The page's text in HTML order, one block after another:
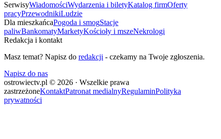
SerwisyWiadomościWydarzenia i biletyKatalog firmOferty
pracyPrzewodnikiLudzie
Dla mieszkańcaPogoda i smogStacje
paliwBankomatyMarketyKościoły i mszeNekrologi
Redakcja i kontakt
Masz temat? Napisz do redakcji - czekamy na Twoje zgłoszenia.
Napisz do nas
ostrowiectv.pl © 2026 · Wszelkie prawa
zastrzeżoneKontaktPatronat medialnyRegulaminPolityka
prywatności